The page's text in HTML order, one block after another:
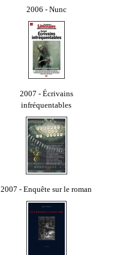
2006 - Nunc
2007 - Écrivains
infréquentables
2007 - Enquête sur le roman